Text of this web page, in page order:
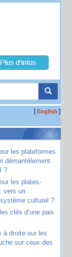
[English ]
les plateformes
démantèlement
?
les plates-
vers un
culturel ?
clés d’une paix
à droite sur les
sur ceux des